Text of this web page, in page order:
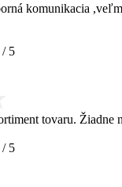
komunikacia
/ 5
tovaru. Žiadne
/ 5